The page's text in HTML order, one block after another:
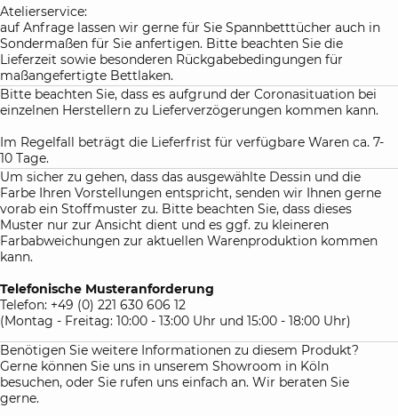
Atelierservice:
auf Anfrage lassen wir gerne für Sie Spannbetttücher auch in
Sondermaßen für Sie anfertigen. Bitte beachten Sie die
Lieferzeit sowie besonderen Rückgabebedingungen für
maßangefertigte Bettlaken.
Bitte beachten Sie, dass es aufgrund der Coronasituation bei
einzelnen Herstellern zu Lieferverzögerungen kommen kann.
Im Regelfall beträgt die Lieferfrist für verfügbare Waren ca. 7-
10 Tage.
Um sicher zu gehen, dass das ausgewählte Dessin und die
Farbe Ihren Vorstellungen entspricht, senden wir Ihnen gerne
vorab ein Stoffmuster zu. Bitte beachten Sie, dass dieses
Muster nur zur Ansicht dient und es ggf. zu kleineren
Farbabweichungen zur aktuellen Warenproduktion kommen
kann.
Telefonische Musteranforderung
Telefon: +49 (0) 221 630 606 12
(Montag - Freitag: 10:00 - 13:00 Uhr und 15:00 - 18:00 Uhr)
Benötigen Sie weitere Informationen zu diesem Produkt?
Gerne können Sie uns in unserem Showroom in Köln
besuchen, oder Sie rufen uns einfach an. Wir beraten Sie
gerne.